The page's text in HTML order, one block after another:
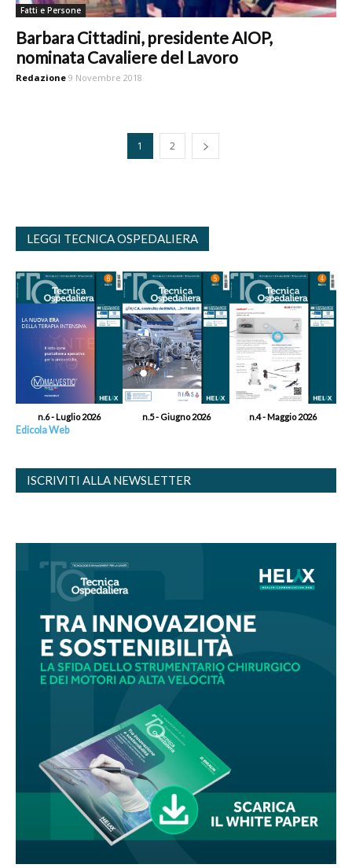
Fatti e Persone
Barbara Cittadini, presidente AIOP,
nominata Cavaliere del Lavoro
Redazione 9 Novembre 2018
1 2
LEGGI TECNICA OSPEDALIERA
n.6 - Luglio 2026 n.5 - Giugno 2026 n.4 - Maggio 2026
Edicola Web
ISCRIVITI ALLA NEWSLETTER